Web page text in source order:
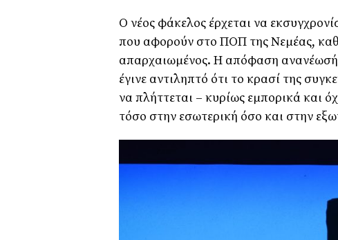
Ο νέος φάκελος έρχεται να
που αφορούν στο ΠΟΠ της Νεμέας,
απαρχαιωμένος. Η απόφαση
έγινε αντιληπτό ότι το κρασί της
να πλήττεται – κυρίως εμπορικά και
τόσο στην εσωτερική όσο και στην